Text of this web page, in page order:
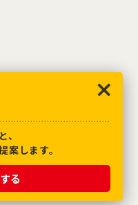
案します。
る